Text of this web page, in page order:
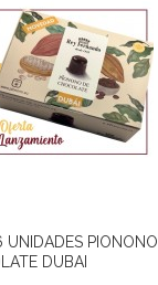
UNIDADES PIONONO
DUBAI